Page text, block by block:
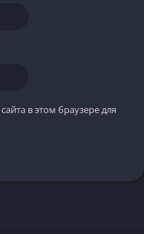
в этом браузере для